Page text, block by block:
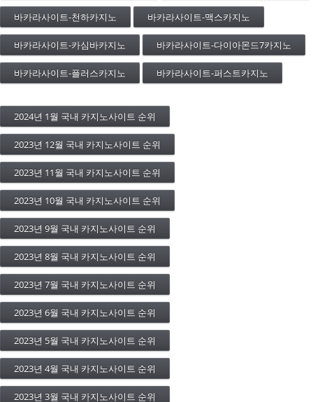
바카라사이트-천하카지노 바카라사이트-맥스카지노
바카라사이트-카심바카지노 바카라사이트-다이아몬드7카지노
바카라사이트-플러스카지노 바카라사이트-퍼스트카지노
2024년 1월 국내 카지노사이트 순위
2023년 12월 국내 카지노사이트 순위
2023년 11월 국내 카지노사이트 순위
2023년 10월 국내 카지노사이트 순위
2023년 9월 국내 카지노사이트 순위
2023년 8월 국내 카지노사이트 순위
2023년 7월 국내 카지노사이트 순위
2023년 6월 국내 카지노사이트 순위
2023년 5월 국내 카지노사이트 순위
2023년 4월 국내 카지노사이트 순위
2023년 3월 국내 카지노사이트 순위